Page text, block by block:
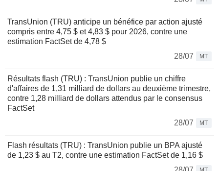
TransUnion (TRU) anticipe un bénéfice par action ajusté
compris entre 4,75 $ et 4,83 $ pour 2026, contre une
estimation FactSet de 4,78 $
28/07
MT
Résultats flash (TRU) : TransUnion publie un chiffre
d'affaires de 1,31 milliard de dollars au deuxième trimestre,
contre 1,28 milliard de dollars attendus par le consensus
FactSet
28/07
MT
Flash résultats (TRU) : TransUnion publie un BPA ajusté
de 1,23 $ au T2, contre une estimation FactSet de 1,16 $